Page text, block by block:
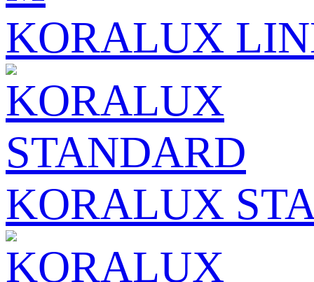
KORALUX
KORALUX